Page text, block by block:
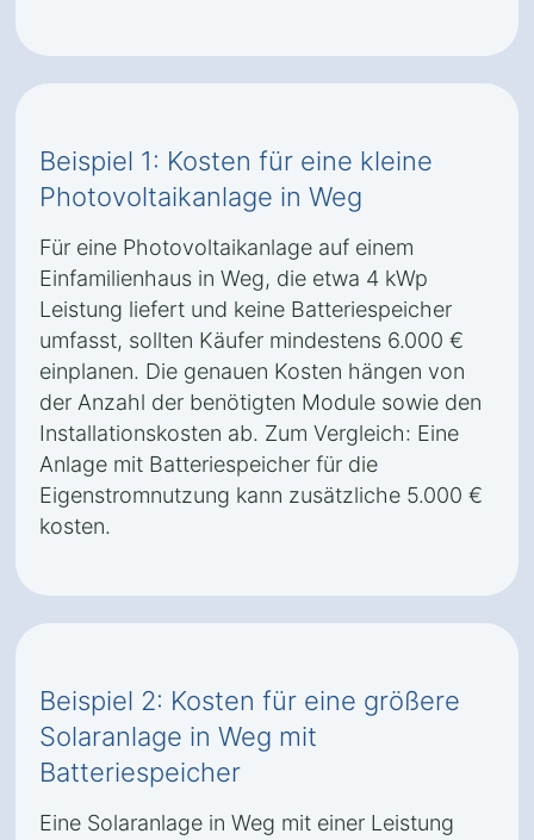
Beispiel 1: Kosten für eine kleine
Photovoltaikanlage in Weg
Für eine Photovoltaikanlage auf einem
Einfamilienhaus in Weg, die etwa 4 kWp
Leistung liefert und keine Batteriespeicher
umfasst, sollten Käufer mindestens 6.000 €
einplanen. Die genauen Kosten hängen von
der Anzahl der benötigten Module sowie den
Installationskosten ab. Zum Vergleich: Eine
Anlage mit Batteriespeicher für die
Eigenstromnutzung kann zusätzliche 5.000 €
kosten.
Beispiel 2: Kosten für eine größere
Solaranlage in Weg mit
Batteriespeicher
Eine Solaranlage in Weg mit einer Leistung